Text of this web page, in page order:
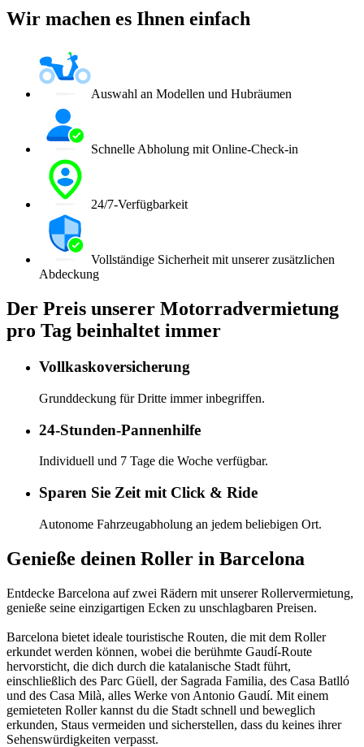
Wir machen es Ihnen einfach
Auswahl an Modellen und Hubräumen
Schnelle Abholung mit Online-Check-in
24/7-Verfügbarkeit
Vollständige Sicherheit mit unserer zusätzlichen
Abdeckung
Der Preis unserer Motorradvermietung
pro Tag beinhaltet immer
Vollkaskoversicherung
Grunddeckung für Dritte immer inbegriffen.
24-Stunden-Pannenhilfe
Individuell und 7 Tage die Woche verfügbar.
Sparen Sie Zeit mit Click & Ride
Autonome Fahrzeugabholung an jedem beliebigen Ort.
Genieße deinen Roller in Barcelona
Entdecke Barcelona auf zwei Rädern mit unserer Rollervermietung,
genieße seine einzigartigen Ecken zu unschlagbaren Preisen.
Barcelona bietet ideale touristische Routen, die mit dem Roller
erkundet werden können, wobei die berühmte Gaudí-Route
hervorsticht, die dich durch die katalanische Stadt führt,
einschließlich des Parc Güell, der Sagrada Familia, des Casa Batlló
und des Casa Milà, alles Werke von Antonio Gaudí. Mit einem
gemieteten Roller kannst du die Stadt schnell und beweglich
erkunden, Staus vermeiden und sicherstellen, dass du keines ihrer
Sehenswürdigkeiten verpasst.